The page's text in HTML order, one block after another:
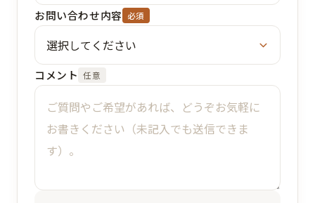
お問い合わせ内容 必須
コメント 任意